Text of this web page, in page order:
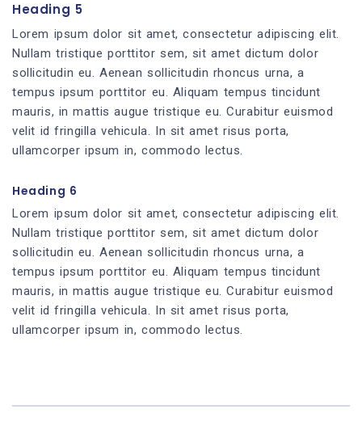
Heading 5
Lorem ipsum dolor sit amet, consectetur adipiscing elit.
Nullam tristique porttitor sem, sit amet dictum dolor
sollicitudin eu. Aenean sollicitudin rhoncus urna, a
tempus ipsum porttitor eu. Aliquam tempus tincidunt
mauris, in mattis augue tristique eu. Curabitur euismod
velit id fringilla vehicula. In sit amet risus porta,
ullamcorper ipsum in, commodo lectus.
Heading 6
Lorem ipsum dolor sit amet, consectetur adipiscing elit.
Nullam tristique porttitor sem, sit amet dictum dolor
sollicitudin eu. Aenean sollicitudin rhoncus urna, a
tempus ipsum porttitor eu. Aliquam tempus tincidunt
mauris, in mattis augue tristique eu. Curabitur euismod
velit id fringilla vehicula. In sit amet risus porta,
ullamcorper ipsum in, commodo lectus.